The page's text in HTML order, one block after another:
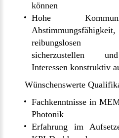
können
Hohe
reibungslosen
sicherzustellen
Interessen konstruktiv
Wünschenswerte
Fachkenntnisse in
Photonik
Erfahrung im